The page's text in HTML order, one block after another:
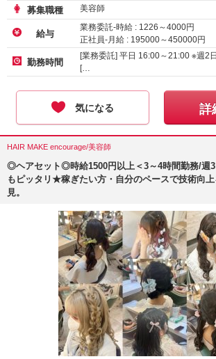
募集職種 美容師
給与
業務委託-時給 : 1226 ～4000円
正社員-月給 : 195000～450000円
勤務時間
[業務委託] 平日 16:00～21:00 ※週2
[…
気になる 詳
HAIR MAKE encourage/美容師
◎ヘアセット◎時給1500円以上＜3～4時間勤務/週
もピッタリ★稼ぎたい方・自分のペースで技術向
見。